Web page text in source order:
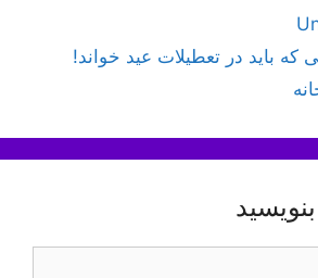
در تعطیلات عید خواند!